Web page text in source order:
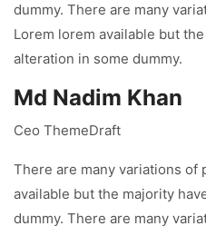
dummy. There are many
Lorem lorem available but
alteration in some dummy.
Md Nadim Khan
Ceo ThemeDraft
There are many variations of
available but the majority
dummy. There are many